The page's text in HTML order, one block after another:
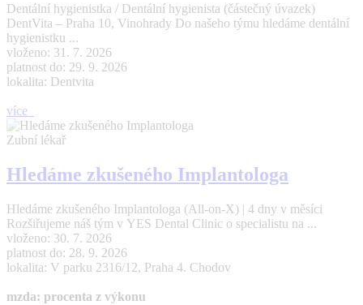
Dentální hygienistka / Dentální hygienista (částečný úvazek)
DentVita – Praha 10, Vinohrady Do našeho týmu hledáme dentální
hygienistku ...
vloženo: 31. 7. 2026
platnost do: 29. 9. 2026
lokalita: Dentvita
více
Zubní lékař
Hledáme zkušeného Implantologa
Hledáme zkušeného Implantologa (All-on-X) | 4 dny v měsíci
Rozšiřujeme náš tým v YES Dental Clinic o specialistu na ...
vloženo: 30. 7. 2026
platnost do: 28. 9. 2026
lokalita: V parku 2316/12, Praha 4. Chodov
mzda: procenta z výkonu